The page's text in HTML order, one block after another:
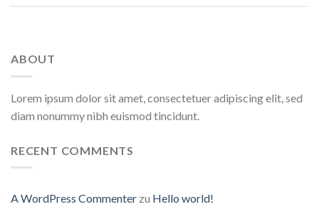
ABOUT
Lorem ipsum dolor sit amet, consectetuer adipiscing elit, sed
diam nonummy nibh euismod tincidunt.
RECENT COMMENTS
A WordPress Commenter zu Hello world!